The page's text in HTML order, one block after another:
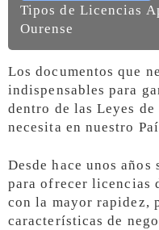
Tipos de Licencias
Ourense
Los documentos que
indispensables para
dentro de las Leyes
necesita en nuestro
Desde hace unos
para ofrecer licencias
con la mayor rapidez,
características de